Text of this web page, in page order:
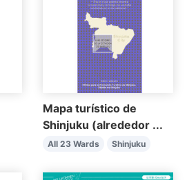
Mapa turístico de
Shinjuku (alrededor ...
All 23 Wards Shinjuku